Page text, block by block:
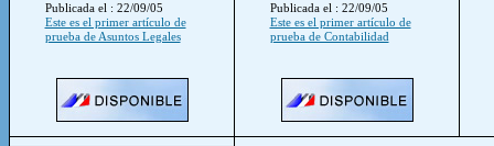
Publicada el : 22/09/05
Este es el primer artículo de
prueba de Asuntos Legales
Publicada el : 22/09/05
Este es el primer artículo de
prueba de Contabilidad